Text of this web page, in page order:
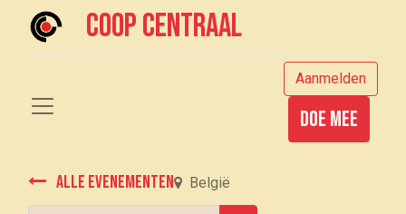
Coop centraal
Aanmelden
Doe mee
Alle evenementen België